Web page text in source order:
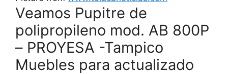
Veamos Pupitre de
polipropileno mod. AB 800P
– PROYESA -Tampico
Muebles para actualizado